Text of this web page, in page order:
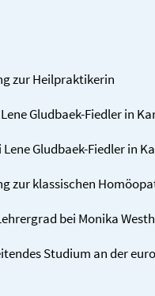
zur Heilpraktikerin
Gludbaek-Fiedler in
Gludbaek-Fiedler in
zur klassischen
bei Monika
Studium an der